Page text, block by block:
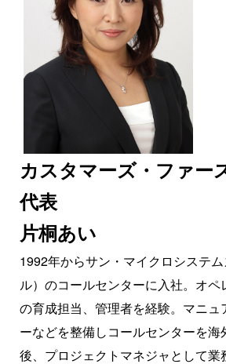
カスタマーズ・ファー
代表
片桐あい
1992年からサン・マイクロシステ
ル）のコールセンターに入社。オ
の育成担当、管理者を経験。マニュ
ーなどを整備しコールセンターを海
後、プロジェクトマネジャとして業